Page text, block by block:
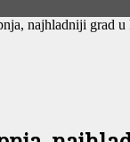
najhladniji grad u